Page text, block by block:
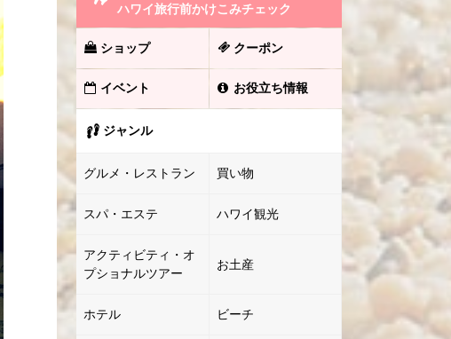
ハワイ旅行前かけこみチェック
ショップ クーポン
イベント お役立ち情報
ジャンル
グルメ・レストラン 買い物
スパ・エステ ハワイ観光
アクティビティ・オ
プショナルツアー
お土産
ホテル ビーチ